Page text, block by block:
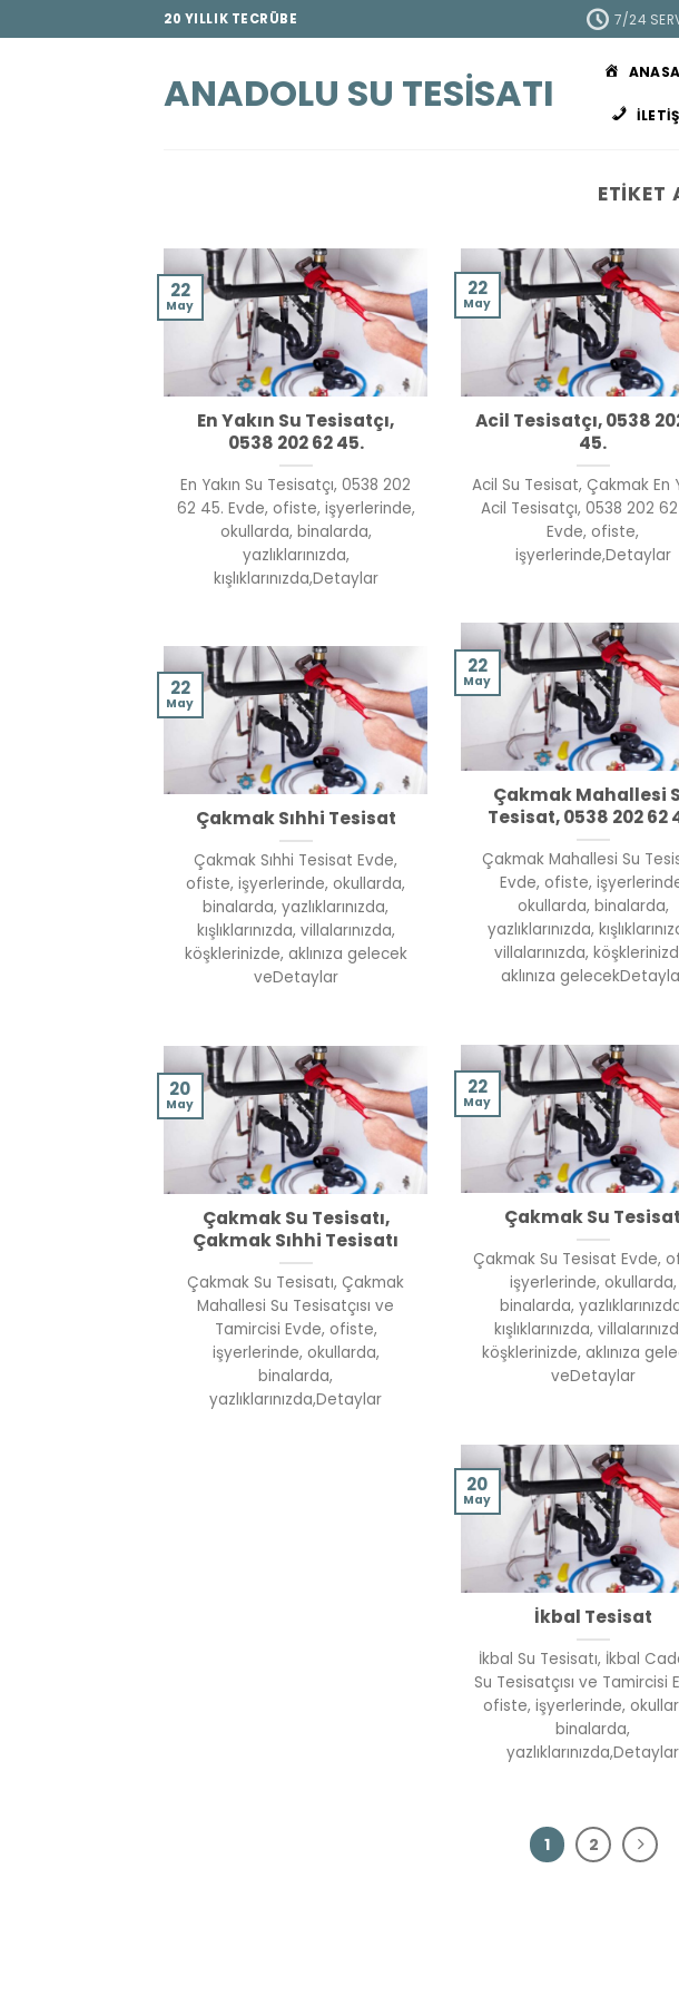
atla
20 YILLIK TECRÜBE 7/24
ANADOLU SU TESISATI
ETIKET
En Yakın Su Tesisatçı,
0538 202 62 45.
En Yakın Su Tesisatçı, 0538 202
62 45. Evde, ofiste, işyerlerinde,
okullarda, binalarda,
yazlıklarınızda,
kışlıklarınızda,Detaylar
22
May
Acil Tesisatçı, 0538
45.
Acil Su Tesisat, Çakmak En
Acil Tesisatçı, 0538 202
Evde, ofiste,
işyerlerinde,Detaylar
22
May
Çakmak Mahallesi
Tesisat, 0538 202 62
Çakmak Mahallesi Su
Evde, ofiste,
okullarda, binalarda,
yazlıklarınızda,
villalarınızda,
aklınıza
22
May
Çakmak Sıhhi Tesisat
Çakmak Sıhhi Tesisat Evde,
ofiste, işyerlerinde, okullarda,
binalarda, yazlıklarınızda,
kışlıklarınızda, villalarınızda,
köşklerinizde, aklınıza gelecek
veDetaylar
22
May
Çakmak Su Tesisat
Çakmak Su Tesisat Evde,
işyerlerinde, okullarda,
binalarda,
kışlıklarınızda,
köşklerinizde, aklınıza
veDetaylar
22
May
Çakmak Su Tesisatı,
Çakmak Sıhhi Tesisatı
Çakmak Su Tesisatı, Çakmak
Mahallesi Su Tesisatçısı ve
Tamircisi Evde, ofiste,
işyerlerinde, okullarda,
binalarda,
yazlıklarınızda,Detaylar
20
May
İkbal Tesisat
İkbal Su Tesisatı, İkbal
Su Tesisatçısı ve Tamircisi
ofiste, işyerlerinde,
binalarda,
yazlıklarınızda,Detaylar
20
May
1 2